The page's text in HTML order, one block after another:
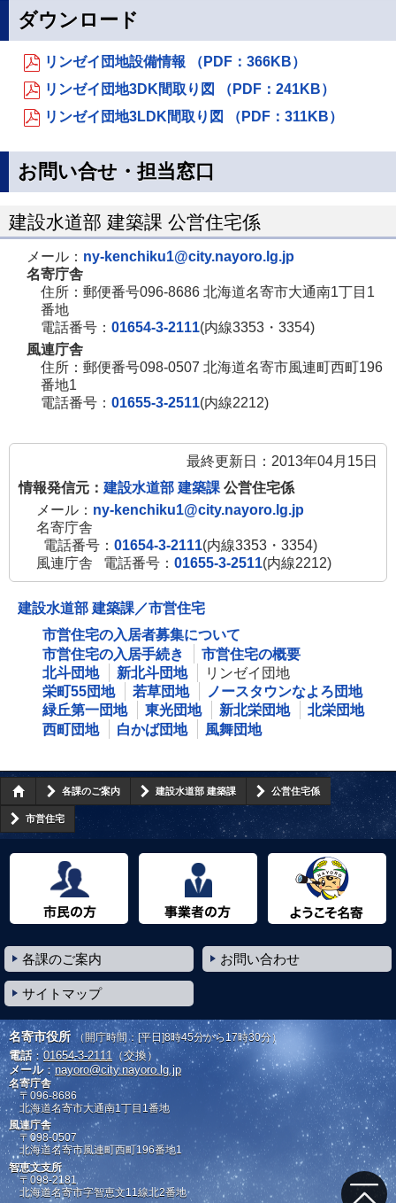
ダウンロード
リンゼイ団地設備情報 （PDF：366KB）
リンゼイ団地3DK間取り図 （PDF：241KB）
リンゼイ団地3LDK間取り図 （PDF：311KB）
お問い合せ・担当窓口
建設水道部 建築課 公営住宅係
メール： ny-kenchiku1@city.nayoro.lg.jp
名寄庁舎
住所：郵便番号096-8686 北海道名寄市大通南1丁目1
番地
電話番号： 01654-3-2111(内線3353・3354)
風連庁舎
住所：郵便番号098-0507 北海道名寄市風連町西町196
番地1
電話番号： 01655-3-2511(内線2212)
最終更新日：2013年04月15日
情報発信元： 建設水道部 建築課 公営住宅係
メール： ny-kenchiku1@city.nayoro.lg.jp
名寄庁舎
電話番号： 01654-3-2111(内線3353・3354)
風連庁舎
電話番号： 01655-3-2511(内線2212)
建設水道部 建築課／市営住宅
市営住宅の入居者募集について
市営住宅の入居手続き
市営住宅の概要
北斗団地
新北斗団地
リンゼイ団地
栄町55団地
若草団地
ノースタウンなよろ団地
緑丘第一団地
東光団地 新北栄団地
北栄団地
西町団地
白かば団地 風舞団地
各課のご案内 建設水道部 建築課 公営住宅係
市営住宅
各課のご案内 お問い合わせ
サイトマップ
名寄市役所 （開庁時間：[平日]8時45分から17時30分）
電話： 01654-3-2111 （交換）
メール： nayoro@city.nayoro.lg.jp
名寄庁舎
〒096-8686
北海道名寄市大通南1丁目1番地
風連庁舎
〒098-0507
北海道名寄市風連町西町196番地1
智恵文支所
〒098-2181
北海道名寄市字智恵文11線北2番地